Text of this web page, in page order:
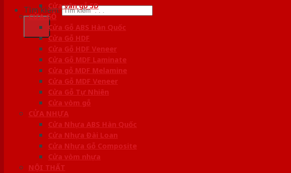
Tìm kiếm:Cửa vân gỗ 5D
CỬA GỖ
Cửa Gỗ ABS Hàn Quốc
Cửa Gỗ HDF
Cửa Gỗ HDF Veneer
Cửa Gỗ MDF Laminate
Cửa gỗ MDF Melamine
Cửa Gỗ MDF Veneer
Cửa Gỗ Tự Nhiên
Cửa vòm gỗ
CỬA NHỰA
Cửa Nhựa ABS Hàn Quốc
Cửa Nhựa Đài Loan
Cửa Nhựa Gỗ Composite
Cửa vòm nhựa
NỘI THẤT